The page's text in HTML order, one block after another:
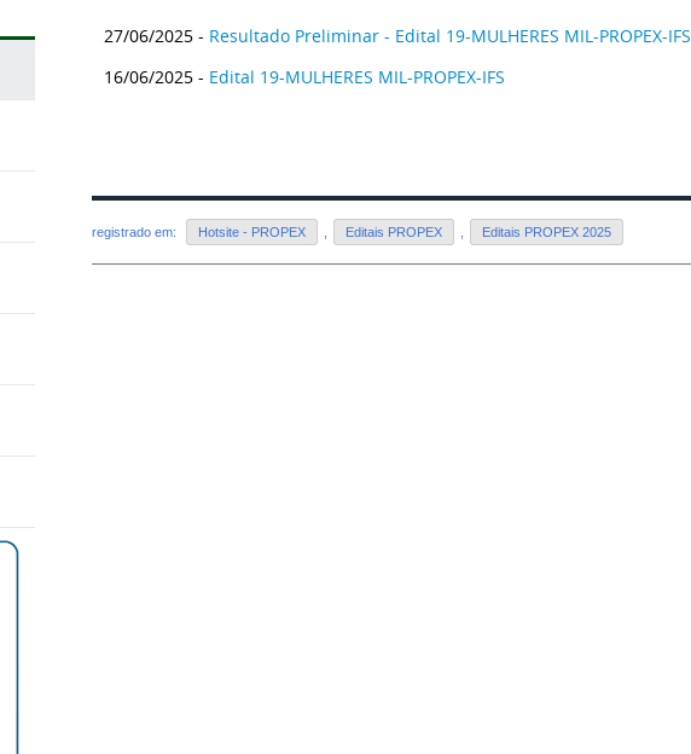
27/06/2025 - Resultado Preliminar - Edital 19-MULHERES MIL-PROPEX-IFS
16/06/2025 - Edital 19-MULHERES MIL-PROPEX-IFS
registrado em: Hotsite - PROPEX Editais PROPEX Editais PROPEX 2025